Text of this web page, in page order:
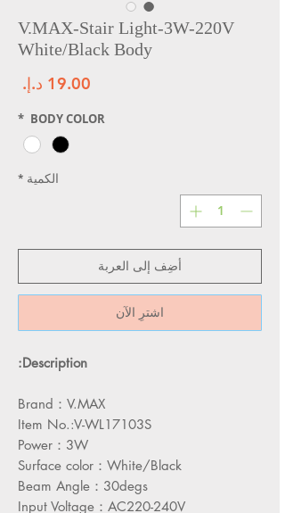
V.MAX-Stair Light-3W-220V
White/Black Body
BODY COLOR
*
الكمية *
أضِف إلى العربة
اشترِ الآن
Brand：V.MAX
Item No.:V-WL17103S
Power：3W
Surface color：White/Black
Beam Angle：30degs
Input Voltage：AC220-240V